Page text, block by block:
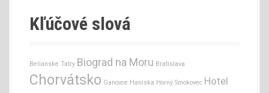
Kľúčové slová
Belianske Tatry Biograd na Moru Bratislava
Chorvátsko Ganovce Haniska Horný Smokovec Hotel